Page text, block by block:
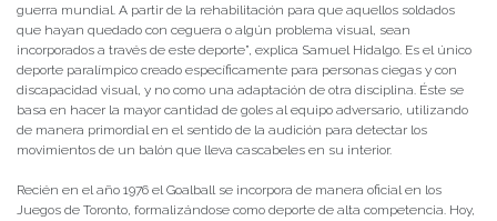
guerra mundial. A partir de la rehabilitación para que aquellos soldados
que hayan quedado con ceguera o algún problema visual, sean
incorporados a través de este deporte”, explica Samuel Hidalgo. Es el único
deporte paralímpico creado específicamente para personas ciegas y con
discapacidad visual, y no como una adaptación de otra disciplina. Éste se
basa en hacer la mayor cantidad de goles al equipo adversario, utilizando
de manera primordial en el sentido de la audición para detectar los
movimientos de un balón que lleva cascabeles en su interior.
Recién en el año 1976 el Goalball se incorpora de manera oficial en los
Juegos de Toronto, formalizándose como deporte de alta competencia. Hoy,